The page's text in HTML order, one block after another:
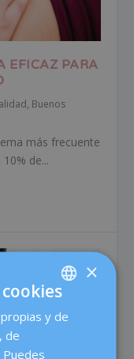
EFICAZ PARA
, Buenos
más frecuente
de...
SPANISH
×
y de
de
Puedes